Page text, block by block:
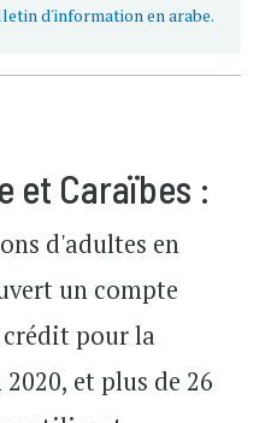
d'information en arabe.
et Caraïbes :
d'adultes en
un compte
crédit pour la
et plus de 26